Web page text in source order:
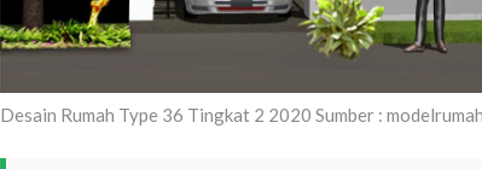
Desain Rumah Type 36 Tingkat 2 2020 Sumber :